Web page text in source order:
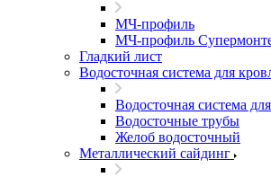
МЧ-профиль
МЧ-профиль
Гладкий лист
Водосточная система для
Водосточная система
Водосточные трубы
Желоб водосточный
Металлический сайдинг